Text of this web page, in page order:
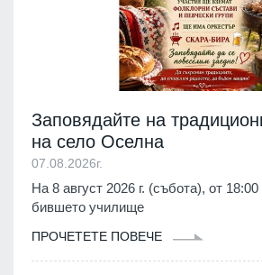
Заповядайте на
на село Оселна
07.08.2026г.
На 8 август 2026 г. (събота), от
бившето училище
ПРОЧЕТЕТЕ ПОВЕЧЕ